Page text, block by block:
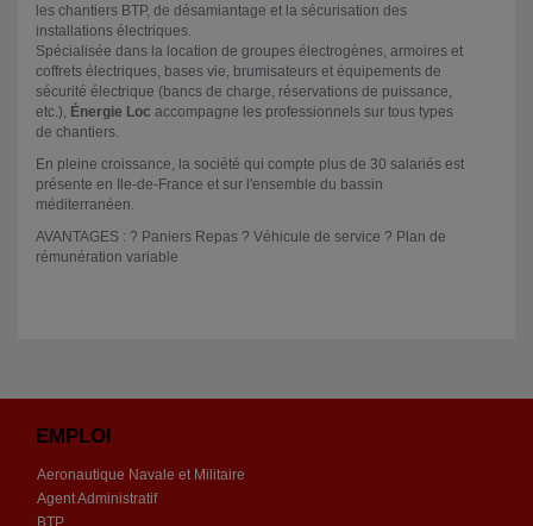
les chantiers BTP, de désamiantage et la sécurisation des
installations électriques.
Spécialisée dans la location de groupes électrogènes, armoires et
coffrets électriques, bases vie, brumisateurs et équipements de
sécurité électrique (bancs de charge, réservations de puissance,
etc.), Énergie Loc accompagne les professionnels sur tous types
de chantiers.
En pleine croissance, la société qui compte plus de 30 salariés est
présente en Ile-de-France et sur l'ensemble du bassin
méditerranéen.
AVANTAGES : ? Paniers Repas ? Véhicule de service ? Plan de
rémunération variable
EMPLOI
Aeronautique Navale et Militaire
Agent Administratif
BTP